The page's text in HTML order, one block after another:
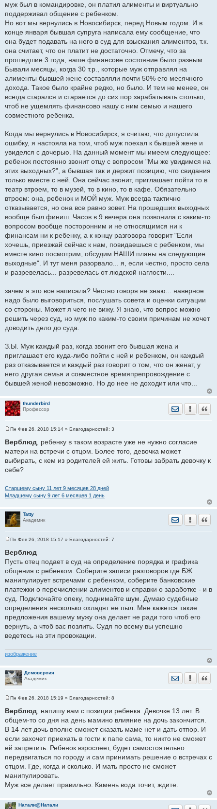
муж был в командировке, он платил алименты и виртуально
поддерживал общение с ребенком.
Но вот мы вернулись в Новосибирск, перед Новым годом. И в
конце января бывшая супруга написала ему сообщение, что
она будет подавать на него в суд для взыскания алиментов, т.к.
она считает, что он платит не достаточно. Отмечу, что за
прошедшие 3 года, наше финансове состояние было разным.
Бывали месяцы, когда 30 т.р., которые муж отправлял на
алименты бывшей жене составляли почти 50% его месячного
дохода. Такое было крайне редко, но было. И тем не менее, он
всегда старался и старается до сих пор зарабатывать столько,
чтоб не ущемлять финансово нашу с ним семью и нашего
совместного ребенка.
Когда мы вернулись в Новосибирск, я считаю, что допустила
ошибку, я настояла на том, чтоб муж поехал к бывшей жене и
увиделся с дочерью. На данный момент мы имеем следующее:
ребенок постоянно звонит отцу с вопросом "Мы же увидимся на
этих выходных?", а бывшая так и держит позицию, что свидания
только вместе с ней. Она сейчас звонит, приглашает пойти то в
театр втроем, то в музей, то в кино, то в кафе. Обязательно
втроем: она, ребенок и МОЙ муж. Муж всегда тактично
отказывается, но она все равно зовет. На прошедших выходных
вообще был финиш. Часов в 9 вечера она позвонила с каким-то
вопросом вообще посторонним и не относящимся ни к
финансам ни к ребенку, а к концу разговора говорит "Если
хочешь, приезжай сейчас к нам, повидаешься с ребенком, мы
вместе кино посмотрим, обсудим НАШИ планы на следующие
выходные". И тут меня разорвало... я, если честно, просто села
и разревелась... разревелась от людской наглости....
зачем я это все написала? Честно говоря не знаю... наверное
надо было выговориться, послушать совета и оценки ситуации
со стороны. Может я чего не вижу. Я знаю, что вопрос можно
решить через суд, но муж по каким-то своим причинам не хочет
доводить дело до суда.
З.Ы. Муж каждый раз, когда звонит его бывшая жена и
приглашает его куда-либо пойти с ней и ребенком, он каждый
раз отказывается и каждый раз говорит о том, что он женат, у
него другая семья и совместное времяпрепровождение с
бывшей женой невозможно. Но до нее не доходит или что...
thunderbird
Профессор
Отправить
о
б
е
н
Пн Фев 26, 2018 15:14 » Благодарностей: 3
Верблюд , ребенку в таком возрасте уже не нужно согласие
матери на встречи с отцом. Более того, девочка может
выбирать, с кем из родителей ей жить. Готовы забрать девочку к
себе?
Старшему сыну 11 лет 9 месяцев 28 дней
Младшему сыну 9 лет 6 месяцев 1 день
Tatty
Академик
Отправить
о
б
щ
е
н
е
Пн Фев 26, 2018 15:17 » Благодарностей: 7
Верблюд
Пусть отец подает в суд на определение порядка и графика
общения с ребенком. Соберите записи разговоров где БЖ
манипулирует встречами с ребенком, соберите банковские
платежки о перечислении алиментов и справки о заработке - и в
суд. Подключайте опеку, поднимайте шум. Думаю судебные
определения несколько охладят ее пыл. Мне кажется такие
предложения вашему мужу она делает не ради того чтоб его
вернуть, а чтоб вас позлить. Судя по всему вы успешно
ведетесь на эти провокации.
изображение
Демоверсия
Академик
Отправить
о
б
щ
е
н
е
Пн Фев 26, 2018 15:19 » Благодарностей: 8
Верблюд, напишу вам с позиции ребенка. Девочке 13 лет. В
общем-то со дня на день мамино влияние на дочь закончится.
В 14 лет дочь вполне сможет сказать маме нет и дать отпор. И
если захочет приехать в гости к папе сама, то никто не сможет
ей запретить. Ребенок взрослеет, будет самостоятельно
передвигаться по городу и сам принимать решение о встречах с
отцом. Где, когда и сколько. И мать просто не сможет
манипулировать.
Муж все делает правильно. Камень вода точит, ждите.
Натали@Натали